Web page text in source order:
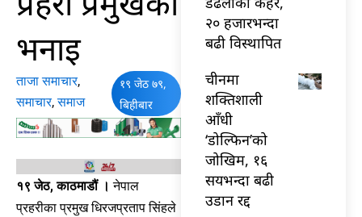
भनाइ
ताजा समाचार,
समाचार,समाज
१९ जेठ ७९,
बिहीबार
१९ जेठ, काठमाडौं । नेपाल
प्रहरीका प्रमुख धिरजप्रताप सिंहले
२० हजारभन्दा
बढी विस्थापित
चीनमा
शक्तिशाली
आँधी
‘डोल्फिन’को
जोखिम, १६
सयभन्दा बढी
उडान रद्द